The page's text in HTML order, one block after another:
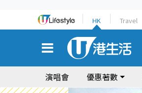
HK Travel
演唱會 優惠著數